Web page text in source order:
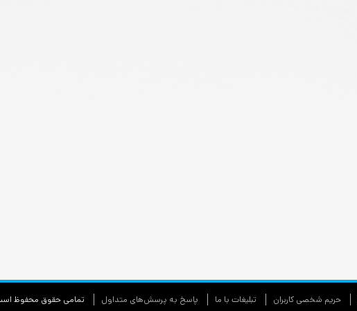
حريم شخصی كاربران تبليغات با ما پاسخ به پرسش‌های متداول تمامی حقوق محفوظ